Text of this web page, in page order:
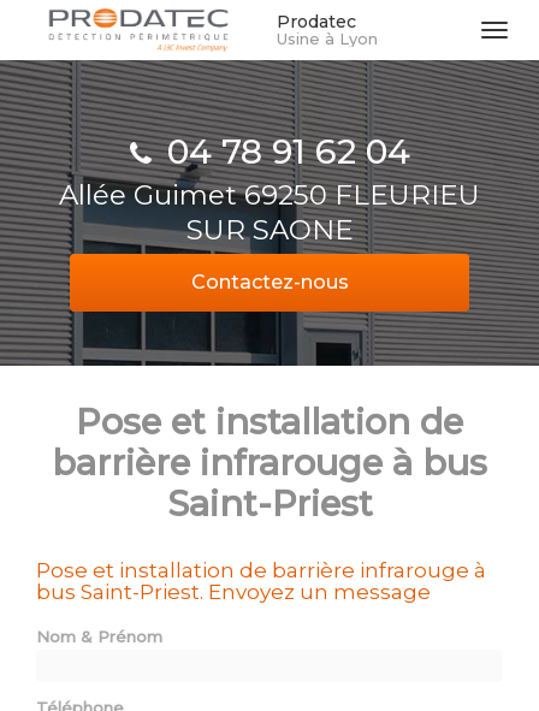
Aller
contenu
principal
Prodatec
Usine à Lyon
04 78 91 62 04
Allée Guimet 69250 FLEURIEU
SUR SAONE
Contactez-nous
Pose et installation de
barrière infrarouge à bus
Saint-Priest
Pose et installation de barrière infrarouge à
bus Saint-Priest. Envoyez un message
Nom & Prénom